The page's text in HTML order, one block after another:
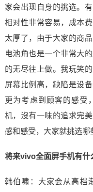
家会出现自身的挑选。
相对性非常容易，成本
太厚了，由于大家的商
电池角也是一个非常大
的无尽往上做。我玩笑
屏幕比例高，缺陷是设
更为考虑到顾客的感受
机，沒有一味的追求完
感和感受，大家就挑选哪
将来vivo全面屏手机有什
韩伯啸：大家会从高档